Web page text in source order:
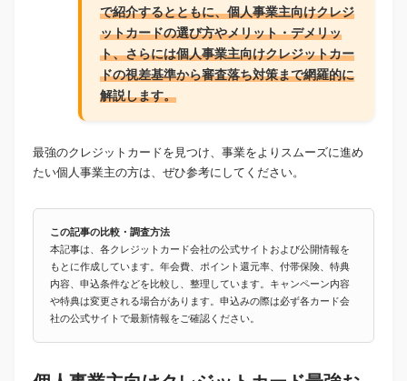
で紹介するとともに、個人事業主向けクレジ
ットカードの選び方やメリット・デメリッ
ト、さらには個人事業主向けクレジットカー
ドの視差基準から審査落ち対策まで網羅的に
解説します。
最強のクレジットカードを見つけ、事業をよりスムーズに進め
たい個人事業主の方は、ぜひ参考にしてください。
この記事の比較・調査方法
本記事は、各クレジットカード会社の公式サイトおよび公開情報を
もとに作成しています。年会費、ポイント還元率、付帯保険、特典
内容、申込条件などを比較し、整理しています。キャンペーン内容
や特典は変更される場合があります。申込みの際は必ず各カード会
社の公式サイトで最新情報をご確認ください。